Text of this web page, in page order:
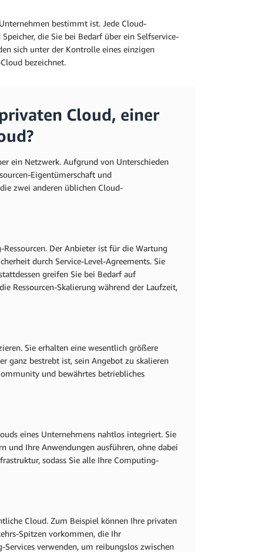
bestimmt ist. Jede Cloud-
die Sie bei Bedarf über ein Selfservice-
sich unter der Kontrolle eines einzigen
bezeichnet.
Cloud, einer
ein Netzwerk. Aufgrund von Unterschieden
Eigentümerschaft und
zwei anderen üblichen Cloud-
Der Anbieter ist für die Wartung
durch Service-Level-Agreements. Sie
greifen Sie bei Bedarf auf
Ressourcen-Skalierung während der Laufzeit,
Sie erhalten eine wesentlich größere
ganz bestrebt ist, sein Angebot zu skalieren
und bewährtes betriebliches
eines Unternehmens nahtlos integriert. Sie
und Ihre Anwendungen ausführen, ohne dabei
sodass Sie alle Ihre Computing-
Cloud. Zum Beispiel können Ihre privaten
Spitzen vorkommen, die Ihr
verwenden, um reibungslos zwischen